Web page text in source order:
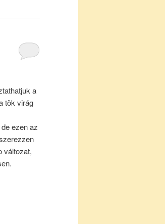
a
tök virág
ezen az
változat,